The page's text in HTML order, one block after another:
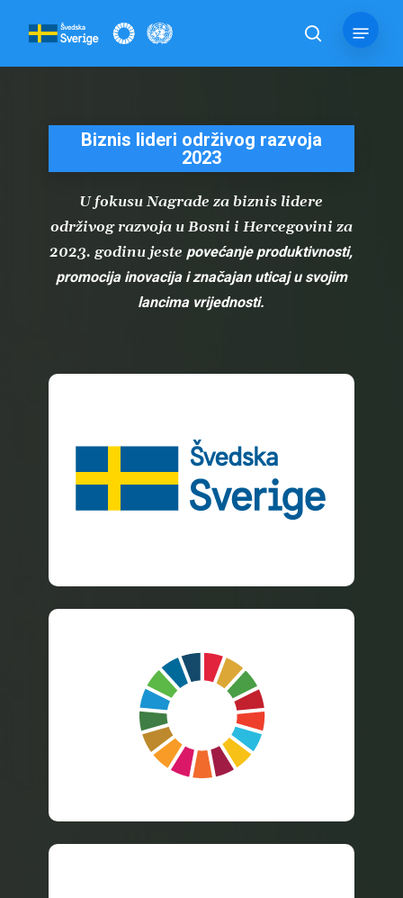
pretraga
Biznis lideri održivog razvoja
2023
U fokusu Nagrade za biznis lidere
održivog razvoja u Bosni i Hercegovini za
2023. godinu jestepovećanje produktivnosti,
promocija inovacija i značajan uticaj u svojim
lancima vrijednosti.